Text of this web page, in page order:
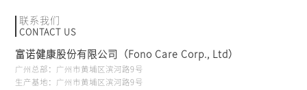
联系我们
CONTACT US
富诺健康股份有限公司（Fono Care Corp., Ltd）
广州总部：广州市黄埔区滨河路9号
生产基地：广州市黄埔区滨河路9号